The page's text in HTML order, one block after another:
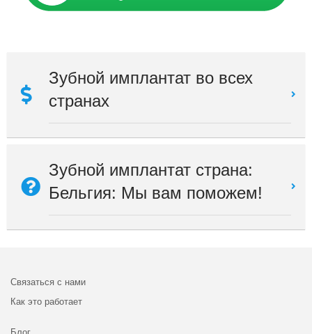
Зубной имплантат во всех
странах
Зубной имплантат страна:
Бельгия: Мы вам поможем!
Связаться с нами
Как это работает